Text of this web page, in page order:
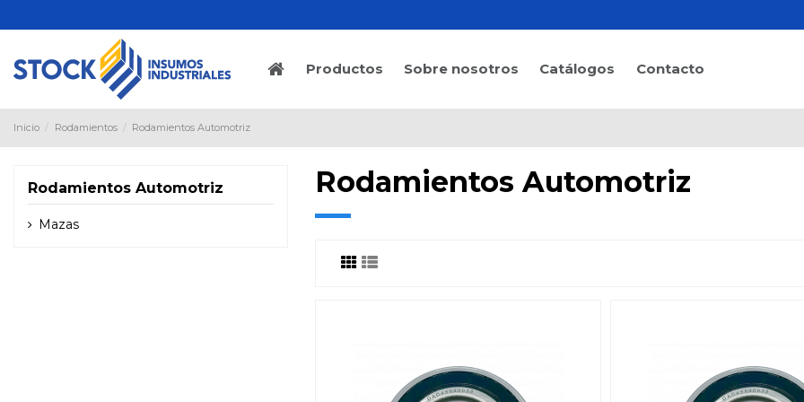
Productos Sobre nosotros Catálogos Contacto
Inicio Rodamientos Rodamientos Automotriz
Rodamientos Automotriz
Rodamientos Automotriz
Mazas